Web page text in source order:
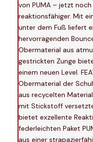
von PUMA – jetzt
reaktionsfähiger. Mit
unter dem Fuß liefert
hervorragenden
Obermaterial aus
gestrickten Zunge
einem neuen Level.
Obermaterial der
aus recycelten
mit Stickstoff
bietet exzellente
federleichten Paket
aus einer